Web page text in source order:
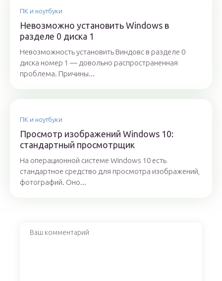
ПК и ноутбуки
Невозможно установить Windows в
разделе 0 диска 1
Невозможность установить Виндовс в разделе 0
диска номер 1 — довольно распространенная
проблема. Причины...
ПК и ноутбуки
Просмотр изображений Windows 10:
стандартный просмотрщик
На операционной системе Windows 10 есть
стандартное средство для просмотра изображений,
фотографий. Оно...